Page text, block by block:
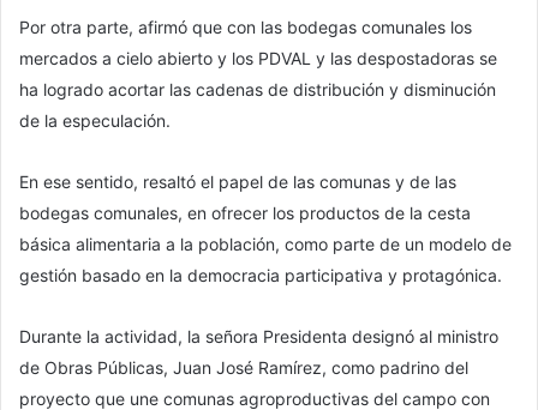
Por otra parte, afirmó que con las bodegas comunales los
mercados a cielo abierto y los PDVAL y las despostadoras se
ha logrado acortar las cadenas de distribución y disminución
de la especulación.
En ese sentido, resaltó el papel de las comunas y de las
bodegas comunales, en ofrecer los productos de la cesta
básica alimentaria a la población, como parte de un modelo de
gestión basado en la democracia participativa y protagónica.
Durante la actividad, la señora Presidenta designó al ministro
de Obras Públicas, Juan José Ramírez, como padrino del
proyecto que une comunas agroproductivas del campo con